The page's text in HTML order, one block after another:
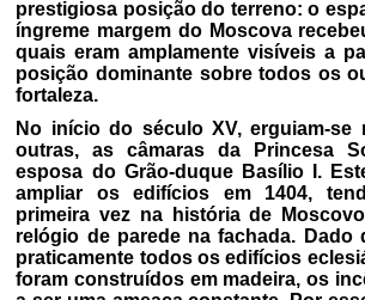
prestigiosa posição do terreno: o
íngreme margem do Moscova
quais eram amplamente visíveis a
posição dominante sobre todos os
fortaleza.
No início do século XV, erguiam-se
outras, as câmaras da Princesa
esposa do Grão-duque Basílio I.
ampliar os edifícios em 1404,
primeira vez na história de
relógio de parede na fachada. Dado
praticamente todos os edifícios
foram construídos em madeira, os